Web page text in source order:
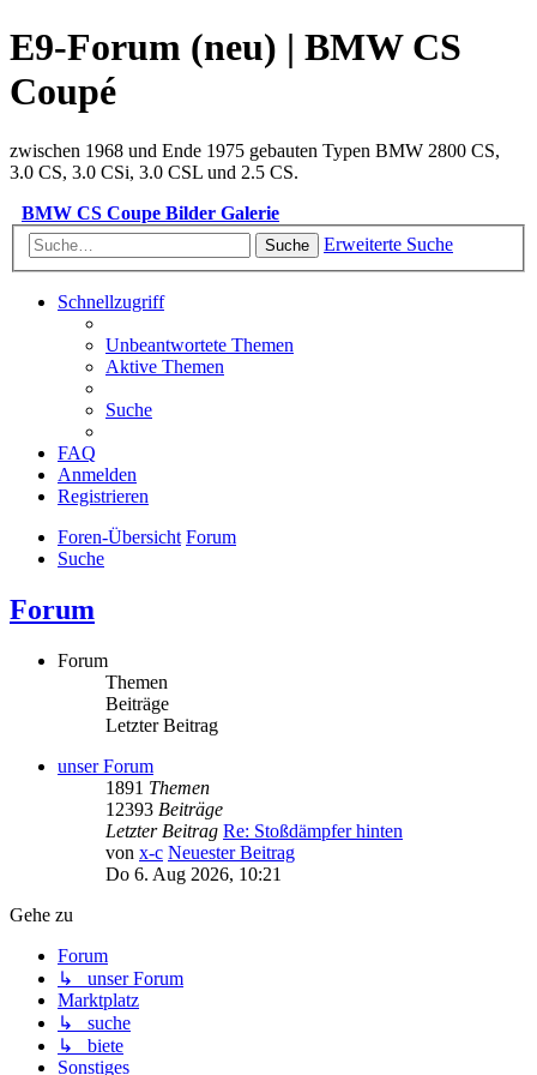
E9-Forum (neu) | BMW CS
Coupé
zwischen 1968 und Ende 1975 gebauten Typen BMW 2800 CS,
3.0 CS, 3.0 CSi, 3.0 CSL und 2.5 CS.
BMW CS Coupe Bilder Galerie
Suche Erweiterte Suche
Schnellzugriff
Unbeantwortete Themen
Aktive Themen
Suche
FAQ
Anmelden
Registrieren
Foren-Übersicht Forum
Suche
Forum
Forum
Themen
Beiträge
Letzter Beitrag
unser Forum
1891 Themen
12393 Beiträge
Letzter Beitrag Re: Stoßdämpfer hinten
von x-c Neuester Beitrag
Do 6. Aug 2026, 10:21
Gehe zu
Forum
↳ unser Forum
Marktplatz
↳ suche
↳ biete
Sonstiges